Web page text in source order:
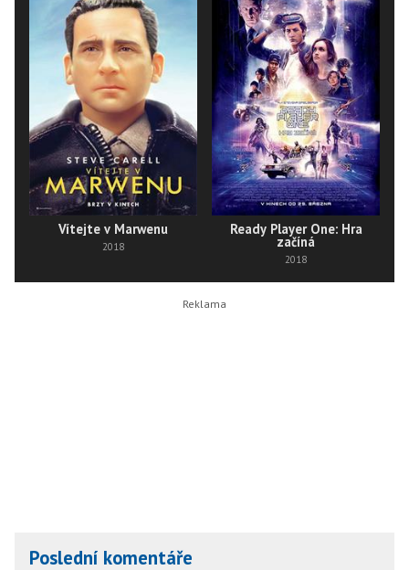
Vítejte v Marwenu
2018
Ready Player One: Hra
začíná
2018
Poslední komentáře